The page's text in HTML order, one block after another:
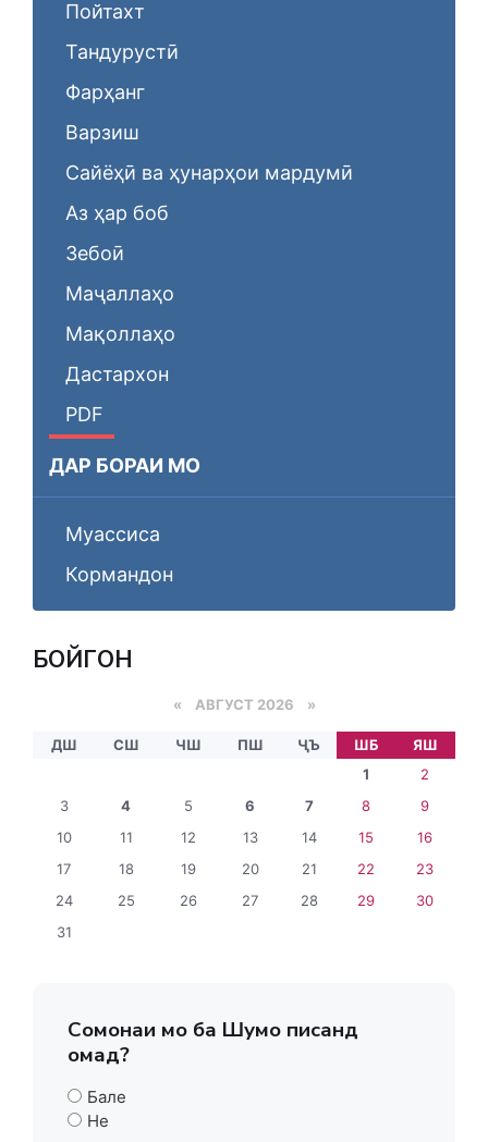
Пойтахт
Тандурустӣ
Фарҳанг
Варзиш
Сайёҳӣ ва ҳунарҳои мардумӣ
Аз ҳар боб
Зебоӣ
Маҷаллаҳо
Мақоллаҳо
Дастархон
PDF
ДАР БОРАИ МО
Муассиса
Кормандон
БОЙГОНӢ
« АВГУСТ 2026 »
ДШ СШ ЧШ ПШ ҶЪ ШБ
ЯШ
1
2
3
4 5 6 7 8
9
10
11 12 13 14 15
16
17
18 19 20 21 22
23
24
25 26 27 28 29
30
31
Сомонаи мо ба Шумо писанд
омад?
Бале
Не